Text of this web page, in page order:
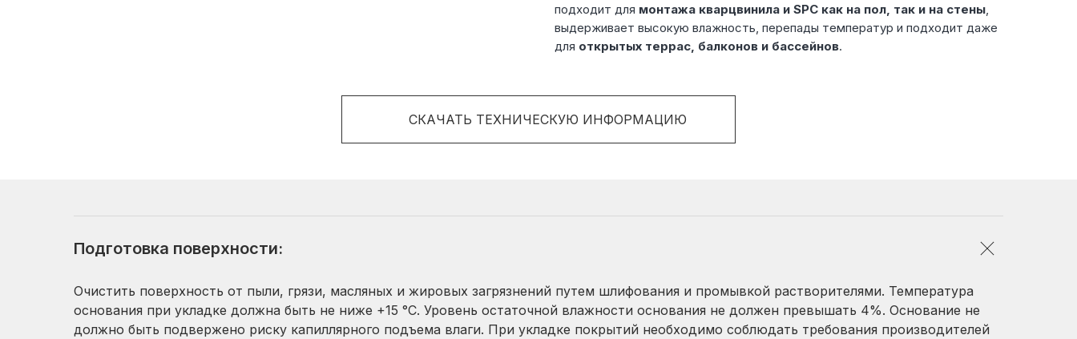
подходит для монтажа кварцвинила и SPC как на пол, так и на стены
выдерживает высокую влажность, перепады температур и подходит даже
для открытых террас, балконов и бассейнов.
СКАЧАТЬ ТЕХНИЧЕСКУЮ ИНФОРМАЦИЮ
Подготовка поверхности:
Очистить поверхность от пыли, грязи, масляных и жировых загрязнений путем шлифования и промывкой растворителями. Температура
основания при укладке должна быть не ниже +15 °C. Уровень остаточной влажности основания не должен превышать 4%. Основание не
должно быть подвержено риску капиллярного подъема влаги. При укладке покрытий необходимо соблюдать требования производителей